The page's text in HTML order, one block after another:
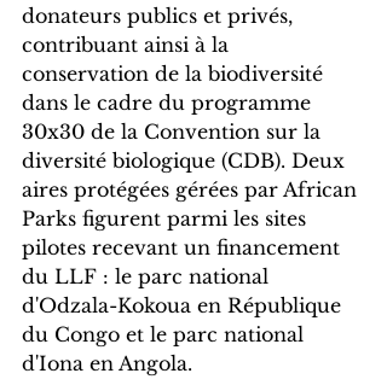
donateurs publics et privés,
contribuant ainsi à la
conservation de la biodiversité
dans le cadre du programme
30x30 de la Convention sur la
diversité biologique (CDB). Deux
aires protégées gérées par African
Parks figurent parmi les sites
pilotes recevant un financement
du LLF : le parc national
d'Odzala-Kokoua en République
du Congo et le parc national
d'Iona en Angola.